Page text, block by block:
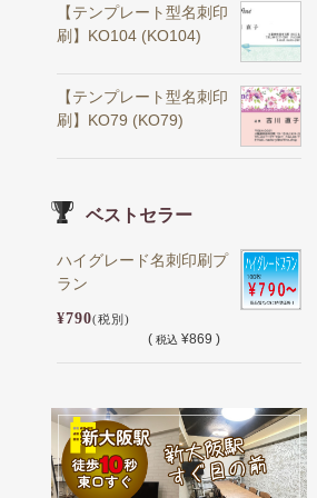
【テンプレート型名刺印
刷】KO104 (KO104)
【テンプレート型名刺印
刷】KO79 (KO79)
ベストセラー
ハイグレード名刺印刷プ
ラン
¥790(税別)
( 税込 ¥869 )